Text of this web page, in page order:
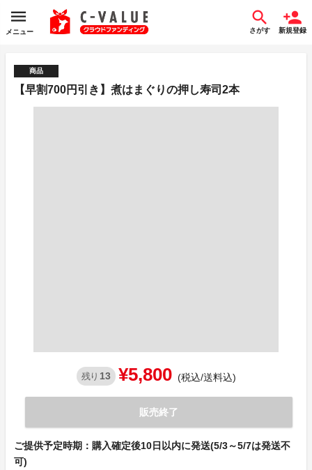
メニュー さがす 新規登録
商品
【早割700円引き】煮はまぐりの押し寿司2本
残り 13 ¥5,800 (税込/送料込)
販売終了
ご提供予定時期：購入確定後10日以内に発送(5/3～5/7は発送不
可)